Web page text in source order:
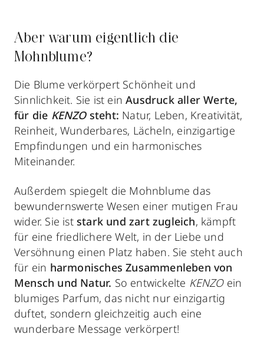
Aber warum eigentlich die
Mohnblume?
Die Blume verkörpert Schönheit und
Sinnlichkeit. Sie ist einAusdruck aller Werte,
für die KENZOsteht: Natur, Leben, Kreativität,
Reinheit, Wunderbares, Lächeln, einzigartige
Empfindungen und ein harmonisches
Miteinander.
Außerdem spiegelt die Mohnblume das
bewundernswerte Wesen einer mutigen Frau
wider. Sie ist stark und zart zugleich, kämpft
für eine friedlichere Welt, in der Liebe und
Versöhnung einen Platz haben. Sie steht auch
für ein harmonisches Zusammenleben von
Mensch und Natur. So entwickelte KENZOein
blumiges Parfum, das nicht nur einzigartig
duftet, sondern gleichzeitig auch eine
wunderbare Message verkörpert!